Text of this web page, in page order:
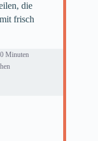
die
frisch
Minuten